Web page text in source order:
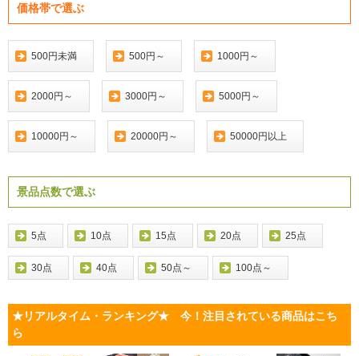
価格帯で選ぶ
500円未満 500円～ 1000円～
2000円～ 3000円～ 5000円～
10000円～ 20000円～ 50000円以上
景品点数で選ぶ
5点 10点 15点 20点 25点
30点 40点 50点～ 100点～
★リアルタイム・ランキング★ 今！注目されている商品はこち
ら